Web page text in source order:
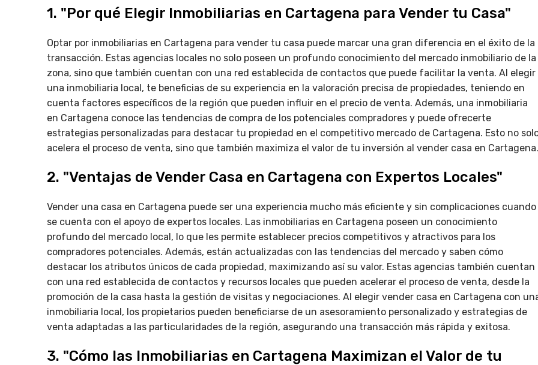
1. "Por qué Elegir Inmobiliarias en Cartagena para Vender tu Casa"
Optar por inmobiliarias en Cartagena para vender tu casa puede marcar una gran diferencia en el éxito de la
transacción. Estas agencias locales no solo poseen un profundo conocimiento del mercado inmobiliario de la
zona, sino que también cuentan con una red establecida de contactos que puede facilitar la venta. Al elegir
una inmobiliaria local, te beneficias de su experiencia en la valoración precisa de propiedades, teniendo en
cuenta factores específicos de la región que pueden influir en el precio de venta. Además, una inmobiliaria
en Cartagena conoce las tendencias de compra de los potenciales compradores y puede ofrecerte
estrategias personalizadas para destacar tu propiedad en el competitivo mercado de Cartagena. Esto no
acelera el proceso de venta, sino que también maximiza el valor de tu inversión al vender casa en Cartagena.
2. "Ventajas de Vender Casa en Cartagena con Expertos Locales"
Vender una casa en Cartagena puede ser una experiencia mucho más eficiente y sin complicaciones cuando
se cuenta con el apoyo de expertos locales. Las inmobiliarias en Cartagena poseen un conocimiento
profundo del mercado local, lo que les permite establecer precios competitivos y atractivos para los
compradores potenciales. Además, están actualizadas con las tendencias del mercado y saben cómo
destacar los atributos únicos de cada propiedad, maximizando así su valor. Estas agencias también cuentan
con una red establecida de contactos y recursos locales que pueden acelerar el proceso de venta, desde la
promoción de la casa hasta la gestión de visitas y negociaciones. Al elegir vender casa en Cartagena con
inmobiliaria local, los propietarios pueden beneficiarse de un asesoramiento personalizado y estrategias de
venta adaptadas a las particularidades de la región, asegurando una transacción más rápida y exitosa.
3. "Cómo las Inmobiliarias en Cartagena Maximizan el Valor de tu